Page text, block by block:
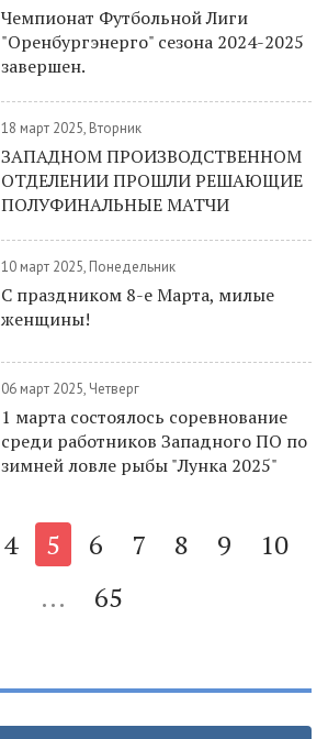
Чемпионат Футбольной Лиги
"Оренбургэнерго" сезона 2024-2025
завершен.
18 март 2025, Вторник
ЗАПАДНОМ ПРОИЗВОДСТВЕННОМ
ОТДЕЛЕНИИ ПРОШЛИ РЕШАЮЩИЕ
ПОЛУФИНАЛЬНЫЕ МАТЧИ
10 март 2025, Понедельник
С праздником 8-е Марта, милые
женщины!
06 март 2025, Четверг
1 марта состоялось соревнование
среди работников Западного ПО по
зимней ловле рыбы "Лунка 2025"
4 5 6 7 8 9
10
...
65